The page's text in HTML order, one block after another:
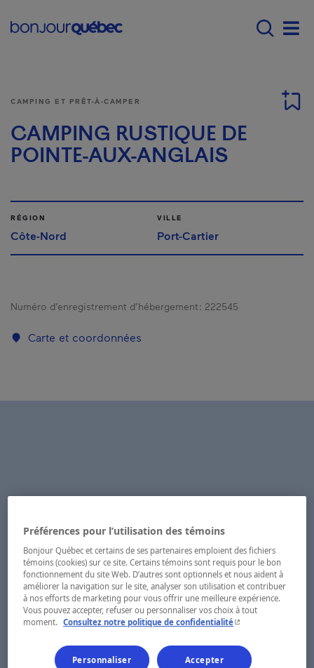
Main navigation -
CAMPING ET PRÊT-À-CAMPER
CAMPING RUSTIQUE DE
POINTE-AUX-ANGLAIS
RÉGION
Côte-Nord
VILLE
Port-Cartier
Numéro d’enregistrement d’hébergement : 222545
Carte et coordonnées
Préférences pour l’utilisation des témoins
Bonjour Québec et certains de ses partenaires emploient des fichiers
témoins (cookies) sur ce site. Certains témoins sont requis pour le bon
fonctionnement du site Web. D’autres sont optionnels et nous aident à
améliorer la navigation sur le site, analyser son utilisation et contribuer
à nos efforts de marketing pour vous offrir une meilleure expérience.
Vous pouvez accepter, refuser ou personnaliser vos choix à tout
moment.
Consultez notre politique de confidentialité- Cet hyperlien
Personnaliser Accepter